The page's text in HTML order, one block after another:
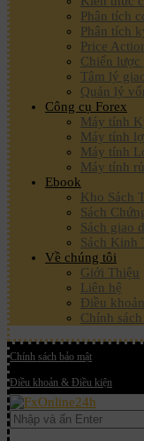
Phân tích
Phân tích
Price
Chiến lược
Tâm lý
Quản lý
Công cụ Forex
Máy tính
Máy tính
Máy tính
Máy tính
Ebook
Kho Sách
Sách
Sách giao
Sách Kinh
Về chúng tôi
Giới Thiệu
Liên hệ
Điều
Chính
Chính sách bảo mật
Điều khoản & Điều kiện